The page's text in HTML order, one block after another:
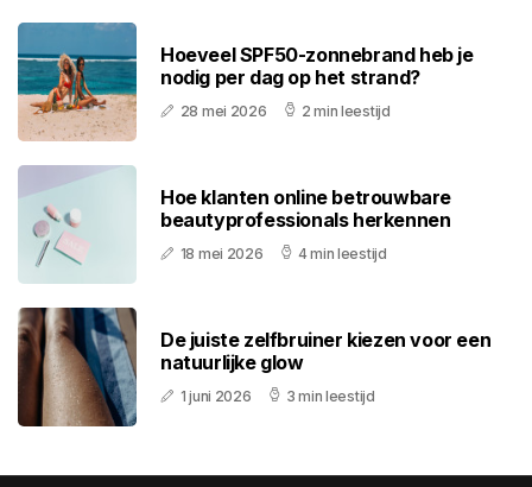
Hoeveel SPF50-zonnebrand heb je
nodig per dag op het strand?
28 mei 2026 2 min leestijd
Hoe klanten online betrouwbare
beautyprofessionals herkennen
18 mei 2026 4 min leestijd
De juiste zelfbruiner kiezen voor een
natuurlijke glow
1 juni 2026 3 min leestijd